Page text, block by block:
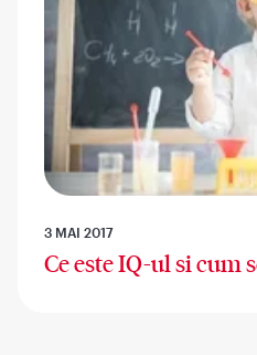
3 MAI 2017
Ce este IQ-ul si cum